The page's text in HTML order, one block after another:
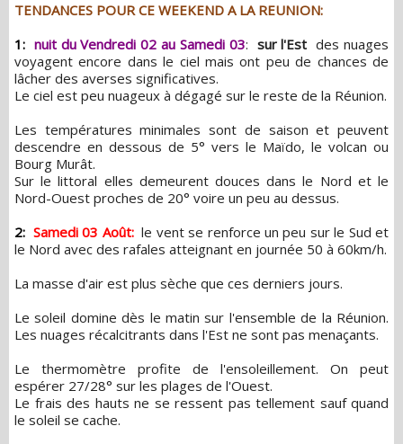
TENDANCES POUR CE WEEKEND A LA REUNION:
1: nuit du Vendredi 02 au Samedi 03: sur l'Est des nuages
voyagent encore dans le ciel mais ont peu de chances de
lâcher des averses significatives.
Le ciel est peu nuageux à dégagé sur le reste de la Réunion.
Les températures minimales sont de saison et peuvent
descendre en dessous de 5° vers le Maïdo, le volcan ou
Bourg Murât.
Sur le littoral elles demeurent douces dans le Nord et le
Nord-Ouest proches de 20° voire un peu au dessus.
2: Samedi 03 Août:le vent se renforce un peu sur le Sud et
le Nord avec des rafales atteignant en journée 50 à 60km/h.
La masse d'air est plus sèche que ces derniers jours.
Le soleil domine dès le matin sur l'ensemble de la Réunion.
Les nuages récalcitrants dans l'Est ne sont pas menaçants.
Le thermomètre profite de l'ensoleillement. On peut
espérer 27/28° sur les plages de l'Ouest.
Le frais des hauts ne se ressent pas tellement sauf quand
le soleil se cache.